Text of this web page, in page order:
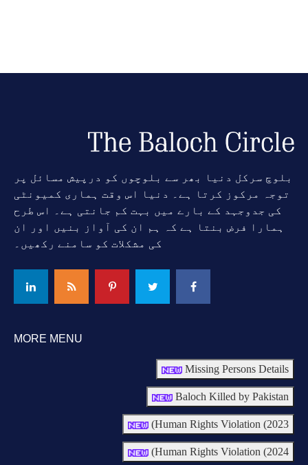
بلوچ سرکل دنیا بھر سے بلوچوں کو درپیش مسائل پر
توجہ مرکوز کرتا ہے۔ دنیا اس وقت ہماری کمیونٹی
کی جدوجہد کے بارے میں بہت کم جانتی ہے۔ اس طرح
ہمارا فرض بنتا ہے کہ ہم ان کی آواز بنیں اور ان
کی مشکلات کو سامنے رکھیں۔
MORE MENU
Missing Persons Details
Baloch Killed by Pakistan
Human Rights Violation (2023)
Human Rights Violation (2024)